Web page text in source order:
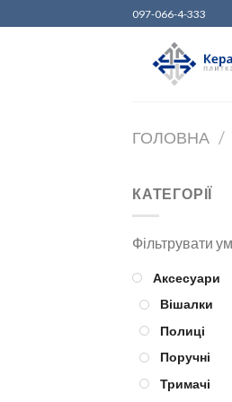
to
097-066-4-333
ГОЛОВНА /
КАТЕГОРІЇ
Аксесуари
Вішалки
Полиці
Поручні
Тримачі